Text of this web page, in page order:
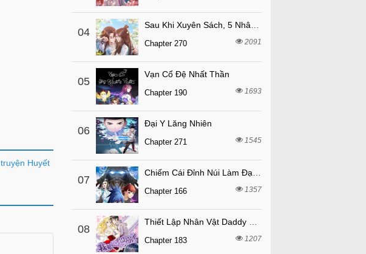
truyện Huyết
04
Chapter 270 2091
05
Vạn Cổ Đệ Nhất Thần
Chapter 190 1693
06
Đại Y Lăng Nhiên
Chapter 271 1545
07
Chapter 166 1357
08
Chapter 183 1207